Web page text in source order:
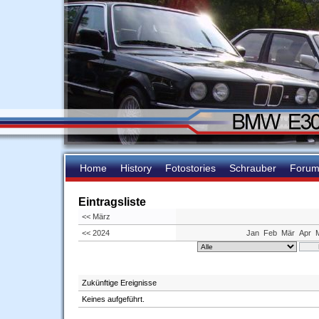
Home History Fotostories Schrauber Forum
Eintragsliste
<< März
<< 2024
Jan Feb Mär Apr
Zukünftige Ereignisse
Keines aufgeführt.